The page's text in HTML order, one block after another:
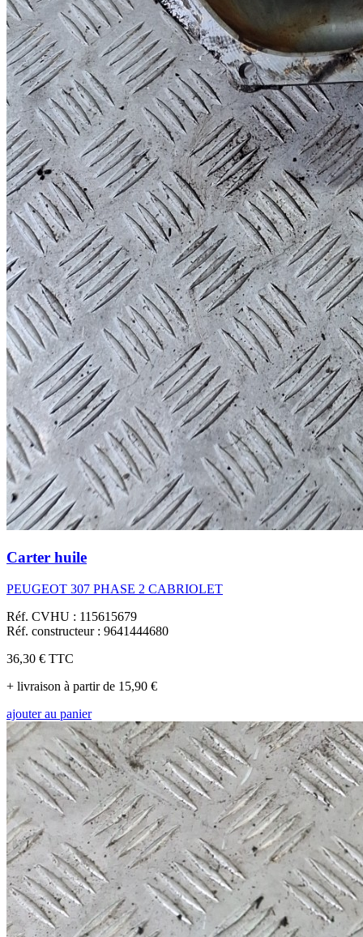
Carter huile
PEUGEOT 307 PHASE 2 CABRIOLET
Réf. CVHU : 115615679
Réf. constructeur : 9641444680
36,30 € TTC
+ livraison à partir de 15,90 €
ajouter au panier